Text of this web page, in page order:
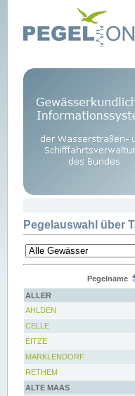
Pegelauswahl über
Pegelname
ALLER
AHLDEN
CELLE
EITZE
MARKLENDORF
RETHEM
ALTE MAAS